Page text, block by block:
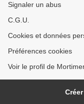
Signaler un abus
C.G.U.
Cookies et données
Préférences cookies
Voir le profil de